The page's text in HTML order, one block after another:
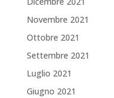
Novembre 2021
Ottobre 2021
Settembre 2021
Luglio 2021
Giugno 2021